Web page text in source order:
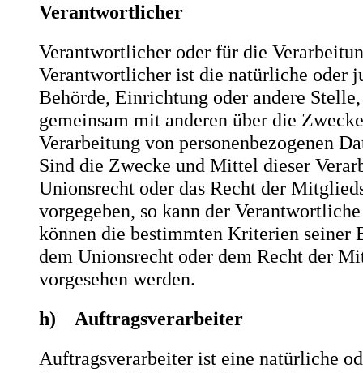
Verantwortlicher
Verantwortlicher oder für die
Verantwortlicher ist die natürliche oder
Behörde, Einrichtung oder andere
gemeinsam mit anderen über die
Verarbeitung von personenbezogenen
Sind die Zwecke und Mittel dieser
Unionsrecht oder das Recht der
vorgegeben, so kann der
können die bestimmten Kriterien seiner
dem Unionsrecht oder dem Recht der
vorgesehen werden.
h) Auftragsverarbeiter
Auftragsverarbeiter ist eine natürliche